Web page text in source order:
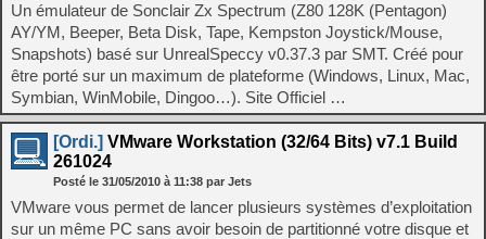
Un émulateur de Sonclair Zx Spectrum (Z80 128K (Pentagon)
AY/YM, Beeper, Beta Disk, Tape, Kempston Joystick/Mouse,
Snapshots) basé sur UnrealSpeccy v0.37.3 par SMT. Créé pour
être porté sur un maximum de plateforme (Windows, Linux, Mac,
Symbian, WinMobile, Dingoo…). Site Officiel …
[Ordi.] VMware Workstation (32/64 Bits) v7.1 Build
261024
Posté le 31/05/2010 à 11:38 par Jets
VMware vous permet de lancer plusieurs systèmes d’exploitation
sur un même PC sans avoir besoin de partitionné votre disque et